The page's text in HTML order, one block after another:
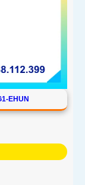
EHUN